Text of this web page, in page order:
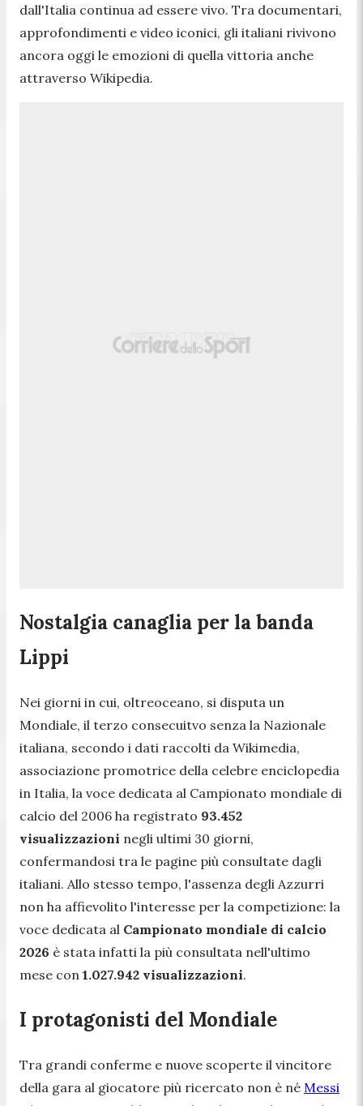
dall'Italia continua ad essere vivo. Tra documentari,
approfondimenti e video iconici, gli italiani rivivono
ancora oggi le emozioni di quella vittoria anche
attraverso Wikipedia.
Nostalgia canaglia per la banda
Lippi
Nei giorni in cui, oltreoceano, si disputa un
Mondiale, il terzo consecuitvo senza la Nazionale
italiana, secondo i dati raccolti da Wikimedia,
associazione promotrice della celebre enciclopedia
in Italia, la voce dedicata al Campionato mondiale di
calcio del 2006 ha registrato 93.452
visualizzazioni negli ultimi 30 giorni,
confermandosi tra le pagine più consultate dagli
italiani. Allo stesso tempo, l'assenza degli Azzurri
non ha affievolito l'interesse per la competizione: la
voce dedicata al Campionato mondiale di calcio
2026 è stata infatti la più consultata nell'ultimo
mese con 1.027.942 visualizzazioni.
I protagonisti del Mondiale
Tra grandi conferme e nuove scoperte il vincitore
della gara al giocatore più ricercato non è né Messi